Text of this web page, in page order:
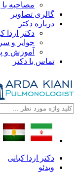
مصاحبه
گالری تصاویر
درباره دکتر
دکتر اردا
جوایز و
آموزش و
تماس با دکتر
دکتر اردا کیانی
ویدئو